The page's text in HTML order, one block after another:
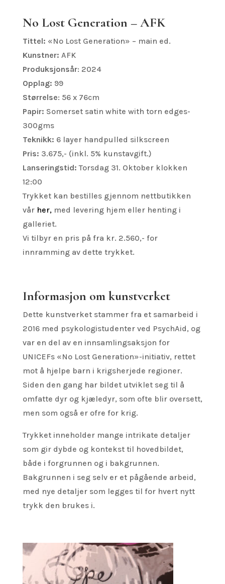
No Lost Generation – AFK
Tittel: «No Lost Generation» – main ed.
Kunstner: AFK
Produksjonsår: 2024
Opplag: 99
Størrelse: 56 x 76cm
Papir: Somerset satin white with torn edges-
300gms
Teknikk: 6 layer handpulled silkscreen
Pris: 3.675,- (inkl. 5% kunstavgift.)
Lanseringstid: Torsdag 31. Oktober klokken
12:00
Trykket kan bestilles gjennom nettbutikken
vår her, med levering hjem eller henting i
galleriet.
Vi tilbyr en pris på fra kr. 2.560,- for
innramming av dette trykket.
Informasjon om kunstverket
Dette kunstverket stammer fra et samarbeid i
2016 med psykologistudenter ved PsychAid, og
var en del av en innsamlingsaksjon for
UNICEFs «No Lost Generation»-initiativ, rettet
mot å hjelpe barn i krigsherjede regioner.
Siden den gang har bildet utviklet seg til å
omfatte dyr og kjæledyr, som ofte blir oversett,
men som også er ofre for krig.
Trykket inneholder mange intrikate detaljer
som gir dybde og kontekst til hovedbildet,
både i forgrunnen og i bakgrunnen.
Bakgrunnen i seg selv er et pågående arbeid,
med nye detaljer som legges til for hvert nytt
trykk den brukes i.